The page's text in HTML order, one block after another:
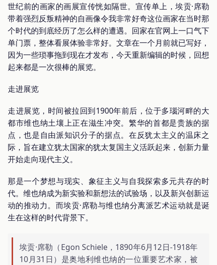
世纪前的画家的画展宣传恍如隔世。宣传单上，埃贡·席勒
带着强烈反叛精神的自画像令我非常好奇这位画家在当时那
个时代的到底经历了怎么样的遭遇。回家在官网上一口气下
单门票，整体看展体验非常好。文章在一个月前就已写好，
因为一些琐事拖到现在才发布，今天重新编辑的时候，回想
起来都是一次很棒的展览。
走进展览
走进展览，时间被拉回到1900年前后，位于多瑙河畔的大
都市维也纳土壤上正在滋生冲突。繁华的首都是贵族的据
点，也是自由派知识分子的据点。在反犹太主义的温床之
际，旨在建立犹太国家的犹太复国主义活跃起来，创新力量
开始走向现代主义。
那是一个梦想与现实、象征主义与自我探索多元共存的时
代。维也纳成为新实验和新想法的试验场，以及新兴创新运
动的推动力。而埃贡·席勒与维也纳分离派艺术运动就是诞
生在这样的时代背景下。
埃贡·席勒（Egon Schiele，1890年6月12日-1918年
10月31日）是奥地利维也纳的一位重要艺术家，被